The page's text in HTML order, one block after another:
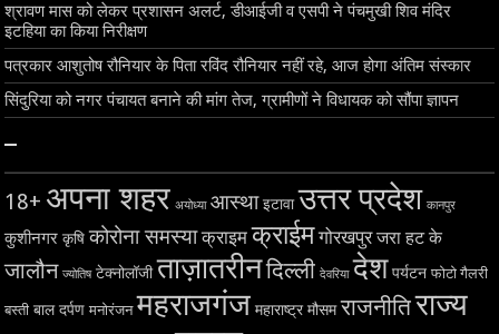
श्रावण मास को लेकर प्रशासन अलर्ट, डीआईजी व एसपी ने पंचमुखी शिव मंदिर
इटहिया का किया निरीक्षण
पत्रकार आशुतोष रौनियार के पिता रविंद रौनियार नहीं रहे, आज होगा अंतिम संस्कार
सिंदुरिया को नगर पंचायत बनाने की मांग तेज, ग्रामीणों ने विधायक को सौंपा ज्ञापन
–
18+ अपना शहर अयोध्या आस्था इटावा उत्तर प्रदेश कानपुर
कुशीनगर कृषि कोरोना समस्या क्राइम क्राईम गोरखपुर जरा हट के
जालौन ज्योतिष टेक्नोलॉजी ताज़ातरीनदिल्ली देवरिया देश पर्यटन फोटो गैलरी
बस्ती बाल दर्पण मनोरंजन महराजगंज महाराष्ट्र मौसम राजनीतिराज्य